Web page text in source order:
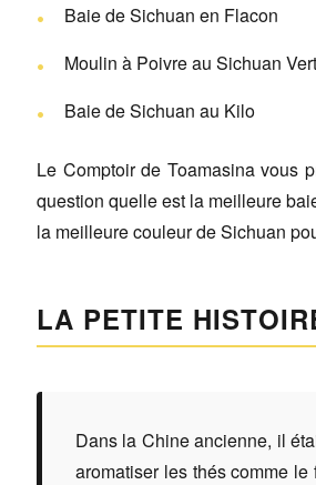
Baie de Sichuan en Flacon
Moulin à Poivre au Sichuan
Baie de Sichuan au Kilo
Le Comptoir de Toamasina vous
question quelle est la meilleure
la meilleure couleur de Sichuan
LA PETITE
Dans la Chine ancienne, il
aromatiser les thés comme